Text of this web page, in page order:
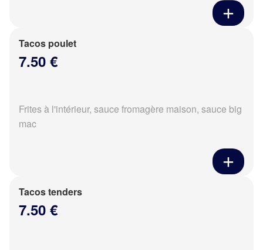
Tacos poulet
7.50 €
Frites à l'intérieur, sauce fromagère maison, sauce big
mac
Tacos tenders
7.50 €